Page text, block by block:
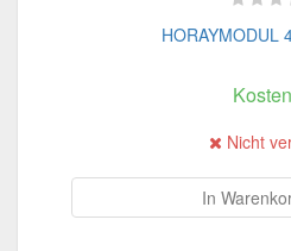
HORAYMODUL
Nicht
In